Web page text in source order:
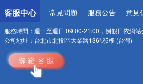
客服中心 常見問題 服務公告 意見
服務時間： 週一至週日 09:00-21:00，例假日依網站
公司地址： 台北市北投區大業路136號5樓 (台灣)